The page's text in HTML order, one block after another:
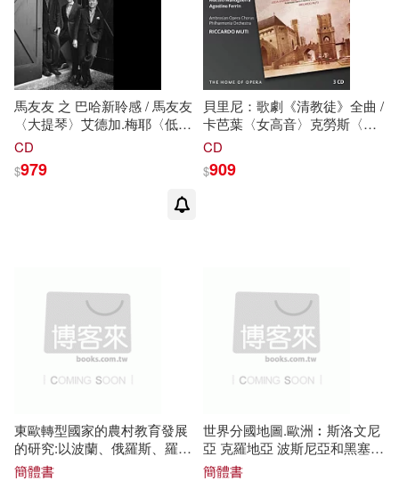
馬友友 之 巴哈新聆感 / 馬友友
〈大提琴〉艾德加.梅耶〈低音
大提琴〉克里斯.泰爾〈曼陀
片)(Bach Trios / Yo-Yo Ma,
CD
$979
貝里尼：歌劇《清教徒》全曲 /
卡芭葉〈女高音〉克勞斯〈男
高音〉馬努桂拉〈男中音〉哈
3CD)(Bellini: I Puritani /
CD
$909
東歐轉型國家的農村教育發展
的研究:以波蘭、俄羅斯、羅馬
尼亞和烏克蘭四國為例
簡體書
世界分國地圖.歐洲︰斯洛文尼
亞 克羅地亞 波斯尼亞和黑塞哥
維那 黑山 馬其頓
簡體書